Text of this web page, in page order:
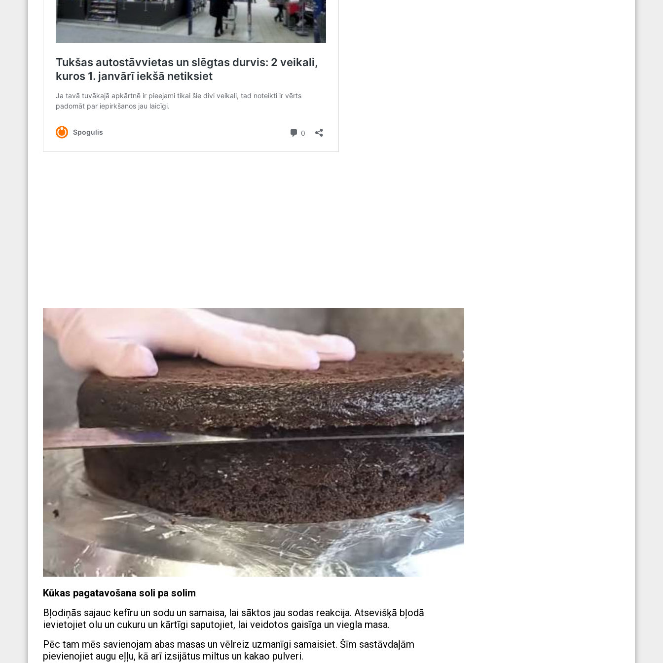
Kūkas pagatavošana soli pa solim
Bļodiņās sajauc kefīru un sodu un samaisa, lai sāktos jau sodas reakcija. Atsevišķā bļodā
ievietojiet olu un cukuru un kārtīgi saputojiet, lai veidotos gaisīga un viegla masa.
Pēc tam mēs savienojam abas masas un vēlreiz uzmanīgi samaisiet. Šīm sastāvdaļām
pievienojiet augu eļļu, kā arī izsijātus miltus un kakao pulveri.